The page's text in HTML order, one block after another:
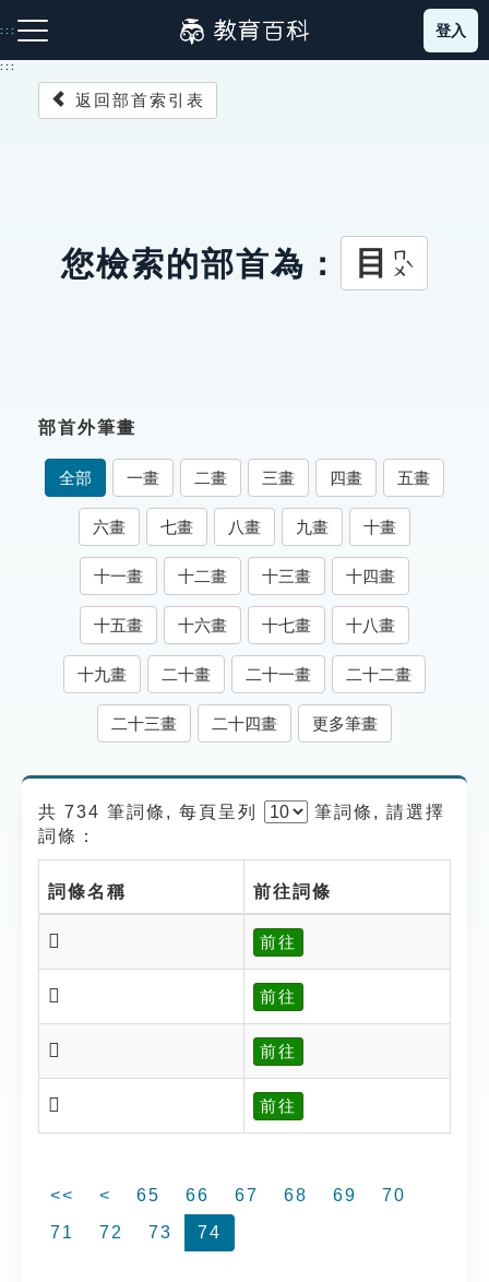
到
主
:::
索引選單
知識索引
單字索引
生命大百科索引
遊戲專區
貓頭鷹博士
登入
:::
返回部首索引表
您檢索的部首為： 目 ㄇㄨˋ
部首外筆畫
全部 一畫 二畫 三畫 四畫 五畫
六畫 七畫 八畫 九畫 十畫
十一畫 十二畫 十三畫 十四畫
十五畫 十六畫 十七畫 十八畫
十九畫 二十畫 二十一畫 二十二畫
二十三畫 二十四畫 更多筆畫
共 734 筆詞條, 每頁呈列 筆詞條, 請選擇
詞條：
詞條名稱 前往詞條
𦋹 前往
𥍔 前往
𥍗 前往
𥍚 前往
<< < 65 66 67 68 69
70
71
72 73 74